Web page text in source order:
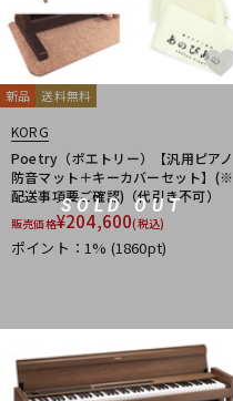
SOLD OUT
新品 送料無料
KORG
Poetry（ポエトリー）【汎用ピアノ
防音マット＋キーカバーセット】(※
配送事項要ご確認)（代引き不可）
販売価格¥204,600(税込)
ポイント：1% (1860pt)